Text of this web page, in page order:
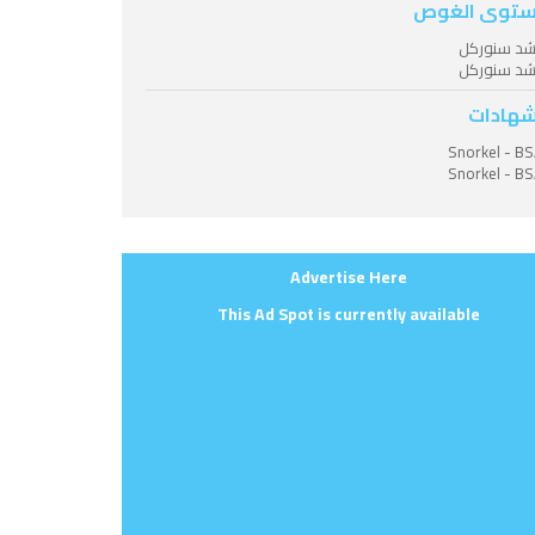
الغوص
سنوركل
سنوركل
Snorkel -
Snorkel -
Advertise Here
This Ad Spot is currently available